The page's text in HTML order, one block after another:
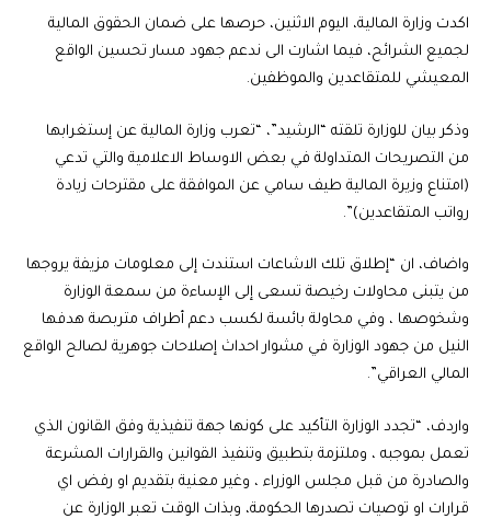
اكدت وزارة المالية، اليوم الاثنين، حرصها على ضمان الحقوق المالية
لجميع الشرائح، فيما اشارت الى ندعم جهود مسار تحسين الواقع
المعيشي للمتقاعدين والموظفين.
وذكر بيان للوزارة تلقته “الرشيد”، “تعرب وزارة المالية عن إستغرابها
من التصريحات المتداولة في بعض الاوساط الاعلامية والتي تدعي
(امتناع وزيرة المالية طيف سامي عن الموافقة على مقترحات زيادة
رواتب المتقاعدين)”.
واضاف، ان “إطلاق تلك الاشاعات استندت إلى معلومات مزيفة يروجها
من يتبنى محاولات رخيصة تسعى إلى الإساءة من سمعة الوزارة
وشخوصها ، وفي محاولة بائسة لكسب دعم أطراف متربصة هدفها
النيل من جهود الوزارة في مشوار احداث إصلاحات جوهرية لصالح الواقع
المالي العراقي”.
واردف، “تجدد الوزارة التأكيد على كونها جهة تنفيذية وفق القانون الذي
تعمل بموجبه ، وملتزمة بتطبيق وتنفيذ القوانين والقرارات المشرعة
والصادرة من قبل مجلس الوزراء ، وغير معنية بتقديم او رفض اي
قرارات او توصيات تصدرها الحكومة، وبذات الوقت تعبر الوزارة عن